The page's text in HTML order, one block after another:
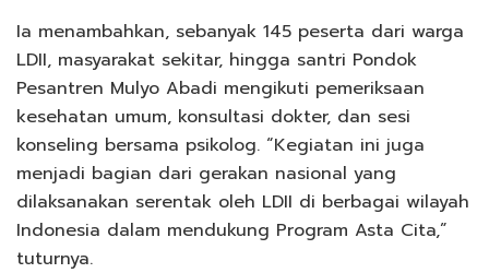
Ia menambahkan, sebanyak 145 peserta dari warga
LDII, masyarakat sekitar, hingga santri Pondok
Pesantren Mulyo Abadi mengikuti pemeriksaan
kesehatan umum, konsultasi dokter, dan sesi
konseling bersama psikolog. “Kegiatan ini juga
menjadi bagian dari gerakan nasional yang
dilaksanakan serentak oleh LDII di berbagai wilayah
Indonesia dalam mendukung Program Asta Cita,”
tuturnya.